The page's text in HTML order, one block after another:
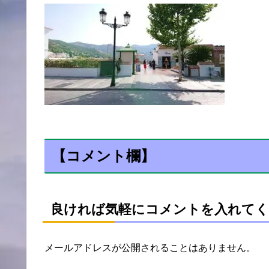
【コメント欄】
良ければ気軽にコメントを入れて
メールアドレスが公開されることはありません。